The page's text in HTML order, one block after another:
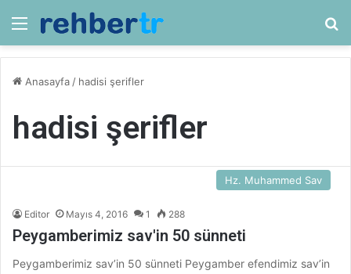
Menü
Anasayfa / hadisi şerifler
hadisi şerifler
Hz. Muhammed Sav
Editor Mayıs 4, 2016 1 288
Peygamberimiz sav'in 50 sünneti
Peygamberimiz sav’in 50 sünneti Peygamber efendimiz sav’in